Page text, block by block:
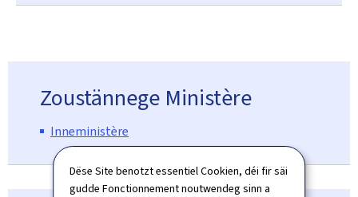
Dëse Site benotzt essentiel Cookien, déi fir säi
gudde Fonctionnement noutwendeg sinn a
Zoustännege Ministère
Inneministère